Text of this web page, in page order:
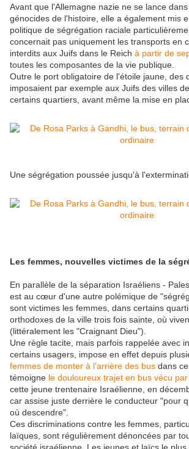
Avant que l'Allemagne nazie ne se lance
génocides de l'histoire, elle a également mis
politique de ségrégation raciale
concernait pas uniquement les transports en
interdits aux Juifs dans le Reich à partir de
toutes les composantes de la vie publique.
Outre le port obligatoire de l'étoile jaune, des
imposaient par exemple aux Juifs des villes
certains quartiers, avant même la mise en
Une ségrégation poussée jusqu'à
Les femmes, nouvelles victimes de la
En parallèle de la séparation Israéliens -
est au cœur d'une autre polémique de
sont victimes les femmes, dans certains
orthodoxes de la ville trois fois sainte, où
(littéralement les "Craignant Dieu").
Une règle tacite, mais parfois rappelée avec
certains usagers, impose en effet depuis
femmes de monter à l'arrière des bus dans
témoigne le douloureux trajet en bus vécu
cette jeune trentenaire Israélienne, en
car assise juste derrière le conducteur "pour
où descendre".
Ces discriminations contre les femmes,
laïques, sont régulièrement dénoncées par